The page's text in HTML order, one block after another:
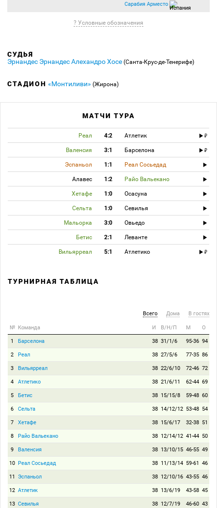
Сарабия Арместо
? Условные обозначения
СУДЬЯ
Эрнандес Эрнандес Алехандро Хосе (Санта-Крус-де-Тенерифе)
СТАДИОН «Монтиливи» (Жирона)
МАТЧИ ТУРА
Реал 4:2 Атлетик
Валенсия 3:1 Барселона
Эспаньол 1:1 Реал Сосьедад
Алавес 1:2 Райо Вальекано
Хетафе 1:0 Осасуна
Сельта 1:0 Севилья
Мальорка 3:0 Овьедо
Бетис 2:1 Леванте
Вильярреал 5:1 Атлетико
ТУРНИРНАЯ ТАБЛИЦА
Всего Дома В гостях
№ Команда И В/Н/П М О
1 Барселона 38 31/1/6 95-36 94
2 Реал 38 27/5/6 77-35 86
3 Вильярреал 38 22/6/10 72-46 72
4 Атлетико 38 21/6/11 62-44 69
5 Бетис 38 15/15/8 59-48 60
6 Сельта 38 14/12/12 53-48 54
7 Хетафе 38 15/6/17 32-38 51
8 Райо Вальекано 38 12/14/12 41-44 50
9 Валенсия 38 13/10/15 46-55 49
10 Реал Сосьедад 38 11/13/14 59-61 46
11 Эспаньол 38 12/10/16 43-55 46
12 Атлетик 38 13/6/19 43-58 45
13 Севилья 38 12/7/19 46-60 43